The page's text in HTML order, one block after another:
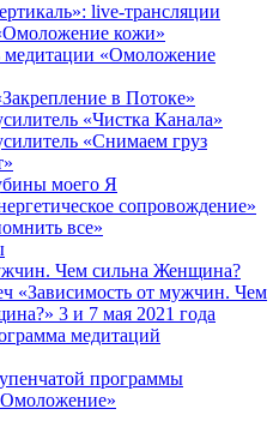
live-трансляции
кожи»
медитации «Омоложение
в Потоке»
«Чистка Канала»
«Снимаем груз
моего Я
сопровождение»
все»
Чем сильна Женщина?
«Зависимость от мужчин. Чем
3 и 7 мая 2021 года
медитаций
программы